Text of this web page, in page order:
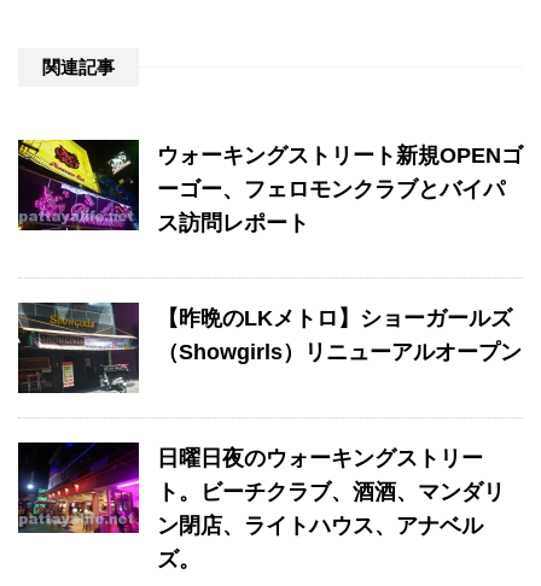
関連記事
ウォーキングストリート新規OPENゴ
ーゴー、フェロモンクラブとバイパ
ス訪問レポート
【昨晩のLKメトロ】ショーガールズ
（Showgirls）リニューアルオープン
日曜日夜のウォーキングストリー
ト。ビーチクラブ、酒酒、マンダリ
ン閉店、ライトハウス、アナベル
ズ。